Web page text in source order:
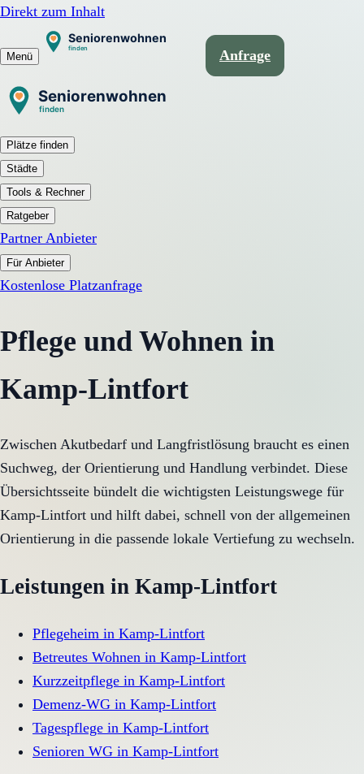
Direkt zum Inhalt
Menü Anfrage
Plätze finden
Städte
Tools & Rechner
Ratgeber
Partner Anbieter
Für Anbieter
Kostenlose Platzanfrage
Pflege und Wohnen in
Kamp-Lintfort
Zwischen Akutbedarf und Langfristlösung braucht es einen
Suchweg, der Orientierung und Handlung verbindet. Diese
Übersichtsseite bündelt die wichtigsten Leistungswege für
Kamp-Lintfort und hilft dabei, schnell von der allgemeinen
Orientierung in die passende lokale Vertiefung zu wechseln.
Leistungen in Kamp-Lintfort
Pflegeheim in Kamp-Lintfort
Betreutes Wohnen in Kamp-Lintfort
Kurzzeitpflege in Kamp-Lintfort
Demenz-WG in Kamp-Lintfort
Tagespflege in Kamp-Lintfort
Senioren WG in Kamp-Lintfort